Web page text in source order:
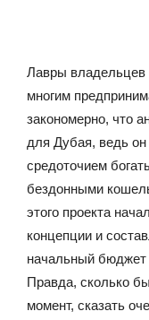
Лавры владельцев
многим
закономерно, что
для Дубая, ведь
средоточием
бездонными
этого проекта
концепции и
начальный бюджет
Правда, сколько
момент, сказать